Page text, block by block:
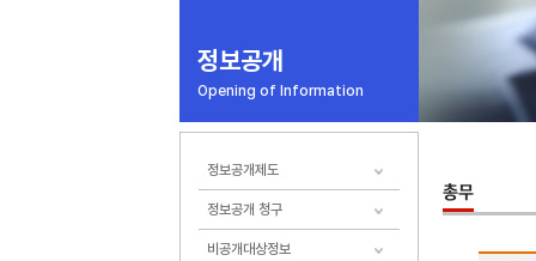
정보공개
Opening of Information
정보공개제도
정보공개 청구
비공개대상정보